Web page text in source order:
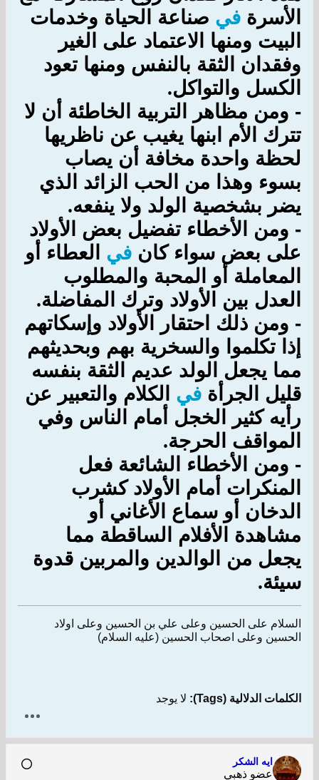
الأسرة في صناعة الحياة وخدمات
البيت ومنها الاعتماد على الغير
وفقدان الثقة بالنفس ومنها تعود
الكسل والتواكل.
- ومن مظاهر التربية الخاطئة أن لا
تترك الأم ابنها يغيب عن ناظريها
لحظة واحدة مخافة أن يصاب
بسوء وهذا من الحب الزائد الذي
يضر بشخصية الولد ولا ينفعه.
- ومن الأخطاء تفضيل بعض الأولاد
على بعض سواء كان في العطاء أو
المعاملة أو المحبة والمطلوب
العدل بين الأولاد وترك المفاضلة.
- ومن ذلك احتقار الأولاد وإسكاتهم
إذا تكلموا والسخرية بهم وبحديثهم
مما يجعل الولد عديم الثقة بنفسه
قليل الجرأة في الكلام والتعبير عن
رأيه كثير الخجل أمام الناس وفي
المواقف الحرجة.
- ومن الأخطاء الشائعة فعل
المنكرات أمام الأولاد كشرب
الدخان أو سماع الأغاني أو
مشاهدة الأفلام الساقطة مما
يجعل من الوالدين والمربين قدوة
سيئة.
السلام على الحسين وعلى علي بن الحسين وعلى اولاد
الحسين وعلى اصحاب الحسين (عليه السلام)
الكلمات الدلالية (Tags): لا يوجد
ايه الشكر
عضو ذهبي